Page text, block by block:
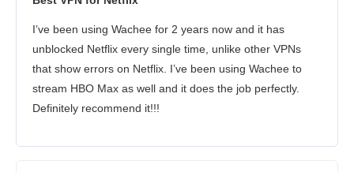
I’ve been using Wachee for 2 years now and it has
unblocked Netflix every single time, unlike other VPNs
that show errors on Netflix. I’ve been using Wachee to
stream HBO Max as well and it does the job perfectly.
Definitely recommend it!!!